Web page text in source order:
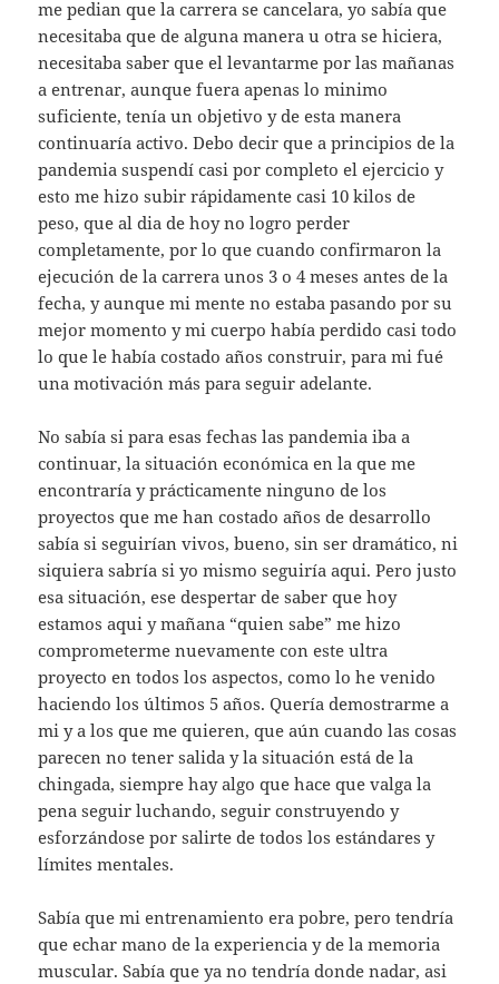
me pedian que la carrera se cancelara, yo sabía que
necesitaba que de alguna manera u otra se hiciera,
necesitaba saber que el levantarme por las mañanas
a entrenar, aunque fuera apenas lo minimo
suficiente, tenía un objetivo y de esta manera
continuaría activo. Debo decir que a principios de la
pandemia suspendí casi por completo el ejercicio y
esto me hizo subir rápidamente casi 10 kilos de
peso, que al dia de hoy no logro perder
completamente, por lo que cuando confirmaron la
ejecución de la carrera unos 3 o 4 meses antes de la
fecha, y aunque mi mente no estaba pasando por su
mejor momento y mi cuerpo había perdido casi todo
lo que le había costado años construir, para mi fué
una motivación más para seguir adelante.
No sabía si para esas fechas las pandemia iba a
continuar, la situación económica en la que me
encontraría y prácticamente ninguno de los
proyectos que me han costado años de desarrollo
sabía si seguirían vivos, bueno, sin ser dramático, ni
siquiera sabría si yo mismo seguiría aqui. Pero justo
esa situación, ese despertar de saber que hoy
estamos aqui y mañana “quien sabe” me hizo
comprometerme nuevamente con este ultra
proyecto en todos los aspectos, como lo he venido
haciendo los últimos 5 años. Quería demostrarme a
mi y a los que me quieren, que aún cuando las cosas
parecen no tener salida y la situación está de la
chingada, siempre hay algo que hace que valga la
pena seguir luchando, seguir construyendo y
esforzándose por salirte de todos los estándares y
límites mentales.
Sabía que mi entrenamiento era pobre, pero tendría
que echar mano de la experiencia y de la memoria
muscular. Sabía que ya no tendría donde nadar, asi